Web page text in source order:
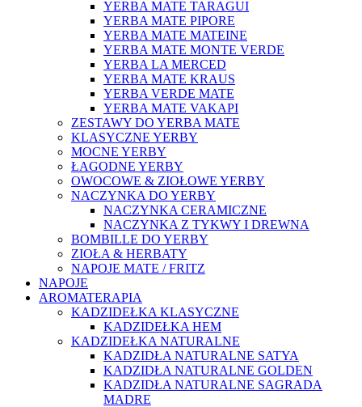
YERBA MATE TARAGUI
YERBA MATE PIPORE
YERBA MATE MATEINE
YERBA MATE MONTE VERDE
YERBA LA MERCED
YERBA MATE KRAUS
YERBA VERDE MATE
YERBA MATE VAKAPI
ZESTAWY DO YERBA MATE
KLASYCZNE YERBY
MOCNE YERBY
ŁAGODNE YERBY
OWOCOWE & ZIOŁOWE YERBY
NACZYNKA DO YERBY
NACZYNKA CERAMICZNE
NACZYNKA Z TYKWY I DREWNA
BOMBILLE DO YERBY
ZIOŁA & HERBATY
NAPOJE MATE / FRITZ
NAPOJE
AROMATERAPIA
KADZIDEŁKA KLASYCZNE
KADZIDEŁKA HEM
KADZIDEŁKA NATURALNE
KADZIDŁA NATURALNE SATYA
KADZIDŁA NATURALNE GOLDEN
KADZIDŁA NATURALNE SAGRADA
MADRE